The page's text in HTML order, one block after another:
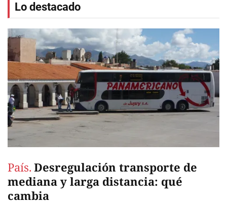
Lo destacado
País. Desregulación transporte de
mediana y larga distancia: qué
cambia